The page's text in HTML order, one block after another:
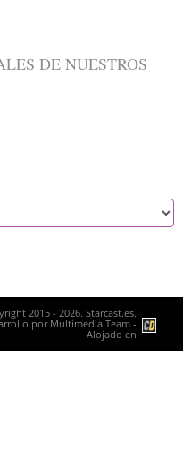
DE NUESTROS
2015 - 2026. Starcast.es.
por Multimedia Team -
Alojado en